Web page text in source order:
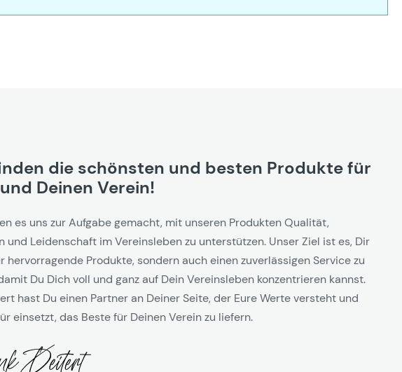
die schönsten und besten Produkte für
Deinen Verein!
es uns zur Aufgabe gemacht, mit unseren Produkten Qualität,
und Leidenschaft im Vereinsleben zu unterstützen. Unser Ziel ist es, Dir
hervorragende Produkte, sondern auch einen zuverlässigen Service zu
Du Dich voll und ganz auf Dein Vereinsleben konzentrieren kannst.
hast Du einen Partner an Deiner Seite, der Eure Werte versteht und
einsetzt, das Beste für Deinen Verein zu liefern.